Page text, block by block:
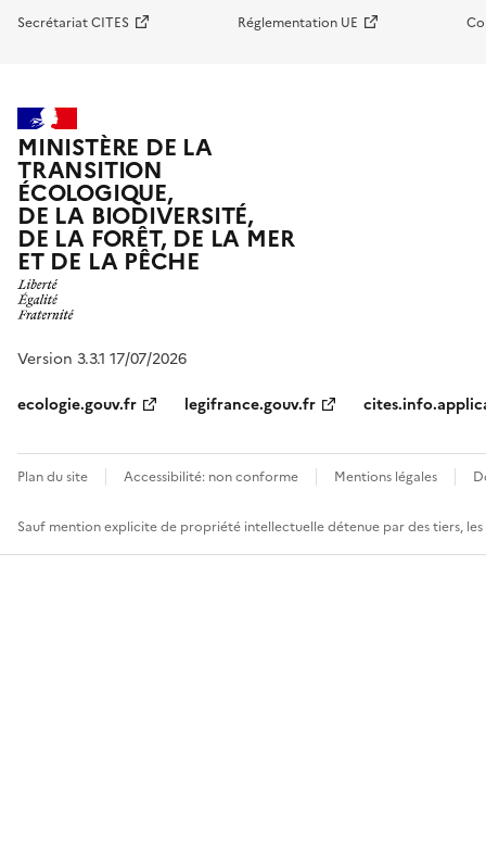
Secrétariat CITES Réglementation UE
MINISTÈRE DE LA
TRANSITION
ÉCOLOGIQUE,
DE LA BIODIVERSITÉ,
DE LA FORÊT, DE LA MER
ET DE LA PÊCHE
Version 3.3.1 17/07/2026
ecologie.gouv.fr
legifrance.gouv.fr
Plan du site Accessibilité: non conforme Mentions légales
Sauf mention explicite de propriété intellectuelle détenue par des tiers,